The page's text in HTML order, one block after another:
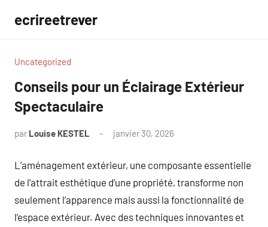
contenu
ecrireetrever
Uncategorized
Conseils pour un Éclairage Extérieur
Spectaculaire
par Louise KESTEL janvier 30, 2026
L’aménagement extérieur, une composante essentielle
de l’attrait esthétique d’une propriété, transforme non
seulement l’apparence mais aussi la fonctionnalité de
l’espace extérieur. Avec des techniques innovantes et